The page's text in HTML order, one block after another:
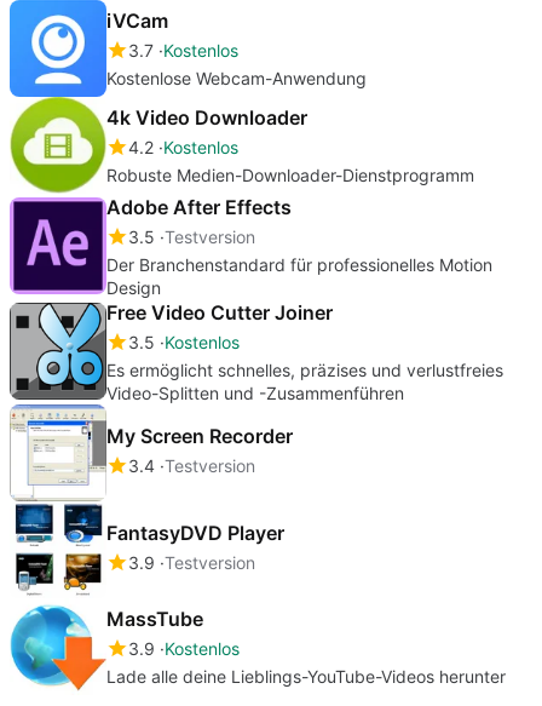
iVCam
3.7 Kostenlos
Kostenlose Webcam-Anwendung
4k Video Downloader
4.2 Kostenlos
Robuste Medien-Downloader-Dienstprogramm
Adobe After Effects
3.5 Testversion
Der Branchenstandard für professionelles Motion
Design
Free Video Cutter Joiner
3.5 Kostenlos
Es ermöglicht schnelles, präzises und verlustfreies
Video-Splitten und -Zusammenführen
My Screen Recorder
3.4 Testversion
FantasyDVD Player
3.9 Testversion
MassTube
3.9 Kostenlos
Lade alle deine Lieblings-YouTube-Videos herunter